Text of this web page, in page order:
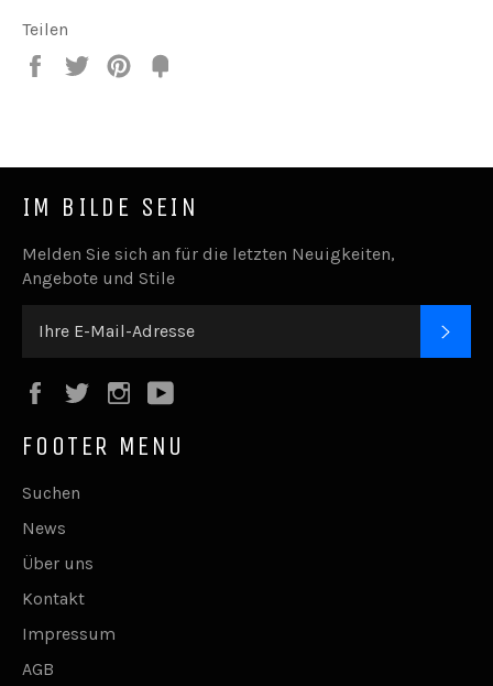
Teilen
Teilen
Twittern
Pin
IM BILDE SEIN
Melden Sie sich an für die letzten Neuigkeiten,
Angebote und Stile
FacebookTwitterInstagram
FOOTER MENU
Suchen
News
Über uns
Kontakt
Impressum
AGB